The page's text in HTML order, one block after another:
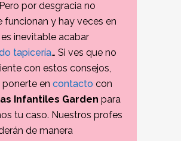
por desgracia no
funcionan y hay veces en
inevitable acabar
tapicería… Si ves que no
con estos consejos,
en contacto con
Infantiles Garden para
tu caso. Nuestros profes
de manera